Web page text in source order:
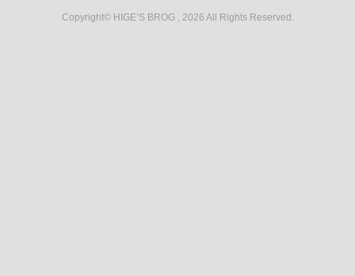
Copyright© HIGE’S BROG , 2026 All Rights Reserved.